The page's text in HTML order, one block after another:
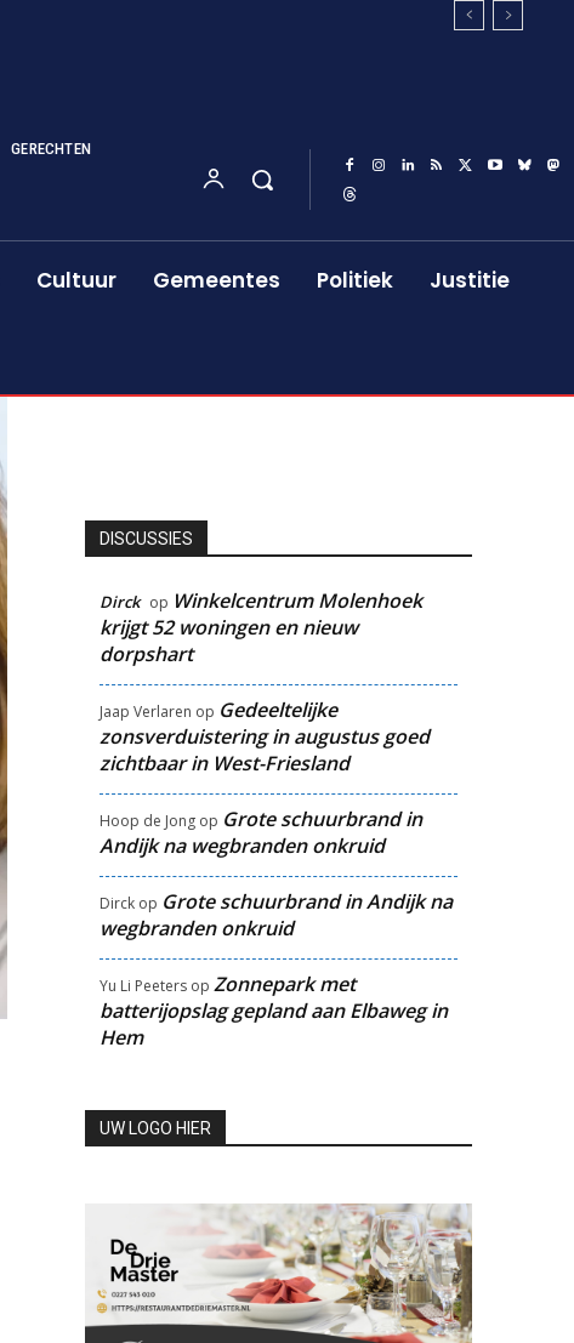
GERECHTEN
Cultuur Gemeentes Politiek Justitie
DISCUSSIES
Dirck op Winkelcentrum Molenhoek
krijgt 52 woningen en nieuw
dorpshart
Jaap Verlaren op Gedeeltelijke
zonsverduistering in augustus goed
zichtbaar in West-Friesland
Hoop de Jongop Grote schuurbrand in
Andijk na wegbranden onkruid
Dirckop Grote schuurbrand in Andijk na
wegbranden onkruid
Yu Li Peetersop Zonnepark met
batterijopslag gepland aan Elbaweg in
Hem
UW LOGO HIER